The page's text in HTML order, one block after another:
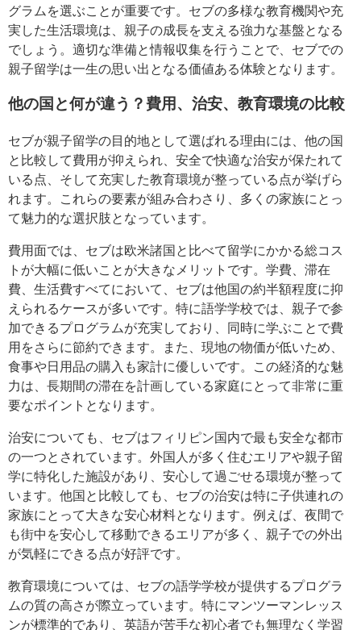
グラムを選ぶことが重要です。セブの多様な教育機関や充
実した生活環境は、親子の成長を支える強力な基盤となる
でしょう。適切な準備と情報収集を行うことで、セブでの
親子留学は一生の思い出となる価値ある体験となります。
他の国と何が違う？費用、治安、教育環境の比較
セブが親子留学の目的地として選ばれる理由には、他の国
と比較して費用が抑えられ、安全で快適な治安が保たれて
いる点、そして充実した教育環境が整っている点が挙げら
れます。これらの要素が組み合わさり、多くの家族にとっ
て魅力的な選択肢となっています。
費用面では、セブは欧米諸国と比べて留学にかかる総コス
トが大幅に低いことが大きなメリットです。学費、滞在
費、生活費すべてにおいて、セブは他国の約半額程度に抑
えられるケースが多いです。特に語学学校では、親子で参
加できるプログラムが充実しており、同時に学ぶことで費
用をさらに節約できます。また、現地の物価が低いため、
食事や日用品の購入も家計に優しいです。この経済的な魅
力は、長期間の滞在を計画している家庭にとって非常に重
要なポイントとなります。
治安についても、セブはフィリピン国内で最も安全な都市
の一つとされています。外国人が多く住むエリアや親子留
学に特化した施設があり、安心して過ごせる環境が整って
います。他国と比較しても、セブの治安は特に子供連れの
家族にとって大きな安心材料となります。例えば、夜間で
も街中を安心して移動できるエリアが多く、親子での外出
が気軽にできる点が好評です。
教育環境については、セブの語学学校が提供するプログラ
ムの質の高さが際立っています。特にマンツーマンレッス
ンが標準的であり、英語が苦手な初心者でも無理なく学習